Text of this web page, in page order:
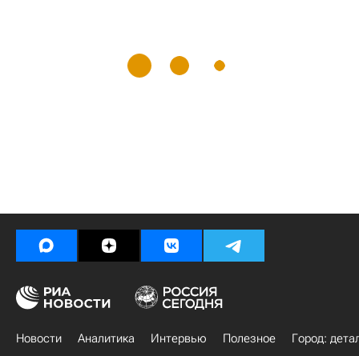
Новости Аналитика Интервью Полезное
Город: